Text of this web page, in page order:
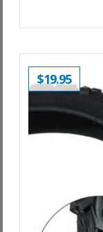
$19.95